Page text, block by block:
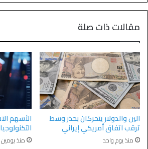
مقالات ذات صلة
الين والدولار يتحركان بحذر وسط
ترقب اتفاق أمريكي إيراني
منذ يوم واحد
الأسهم
منذ يومين